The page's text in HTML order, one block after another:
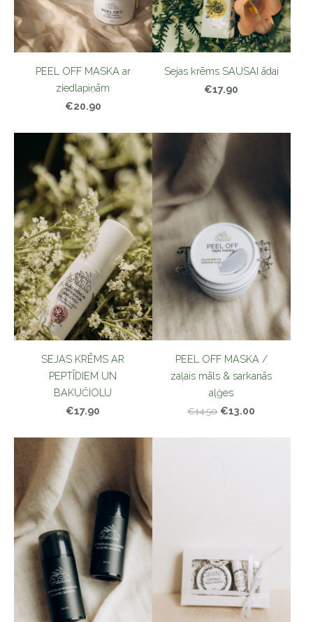
PEEL OFF MASKA ar
ziedlapiņām
€20.90
Sejas krēms SAUSAI ādai
€17.90
SEJAS KRĒMS AR
PEPTĪDIEM UN
BAKUČIOLU
€17.90
PEEL OFF MASKA /
zaļais māls & sarkanās
aļģes
€14.50 €13.00